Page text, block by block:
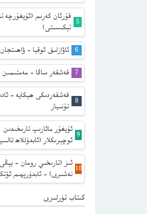
قۇرئان كەرىم (ئۇيغۇرچە
تېكىسىتى)
ئاۋازلىق ئوقيا –
قەشقەر ساڭا –
قەشقەردىكى ھېكايە –
تۇنىياز
ئۇيغۇر مائارىپ تارىخىدىن
ئوچېرىكلار (ئابدۇللاھ
ئىز (تارىخىي رومان – يېڭى
نەشىرى) – ئابدۇرېھىم
كىتاب تۈرلىرى